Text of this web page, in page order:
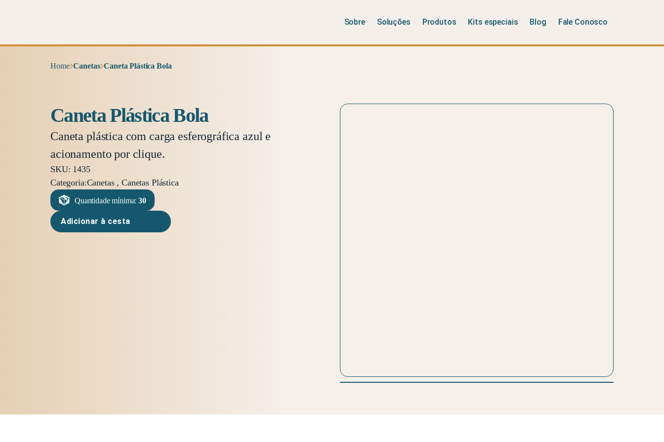
Sobre Soluções Produtos Kits especiais Blog Fale Conosco
Home Canetas Caneta Plástica Bola
Caneta Plástica Bola
Caneta plástica com carga esferográfica azul e
acionamento por clique.
SKU: 1435
Categoria:Canetas , Canetas Plástica
Quantidade mínima:30
Adicionar à cesta